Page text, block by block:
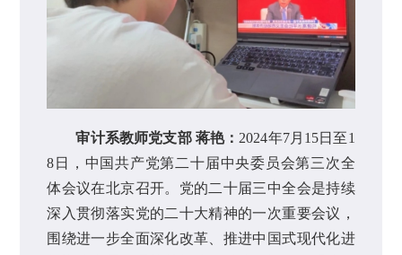
审计系教师党支部 蒋艳： 2024年7月15日至1
8日，中国共产党第二十届中央委员会第三次全
体会议在北京召开。党的二十届三中全会是持续
深入贯彻落实党的二十大精神的一次重要会议，
围绕进一步全面深化改革、推进中国式现代化进